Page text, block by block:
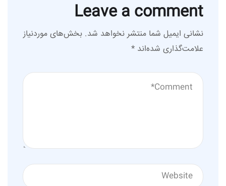
Leave a comment
نشانی ایمیل شما منتشر نخواهد شد. بخش‌های موردنیاز
علامت‌گذاری شده‌اند *